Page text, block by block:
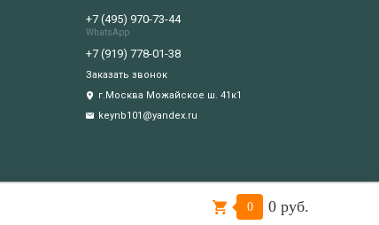
Подтверждаю
+7 (495) 970-73-44
WhatsApp
+7 (919) 778-01-38
Заказать звонок
г.Москва Можайское ш. 41к1
keynb101@yandex.ru
0 0 руб.